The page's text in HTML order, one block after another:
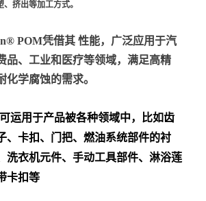
、挤出等加工方式。
POM凭借其 性能，广泛应用于汽
品、工业和医疗等领域，满足高精
化学腐蚀的需求。
运用于产品被各种领域中，比如齿
、卡扣、门把、 燃油系统部件的衬
洗衣机元件、手动工具部件、淋浴莲
卡扣等